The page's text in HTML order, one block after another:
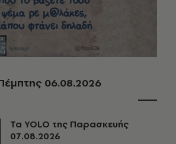
06.08.2026
Τα YOLO της Παρασκευής
07.08.2026